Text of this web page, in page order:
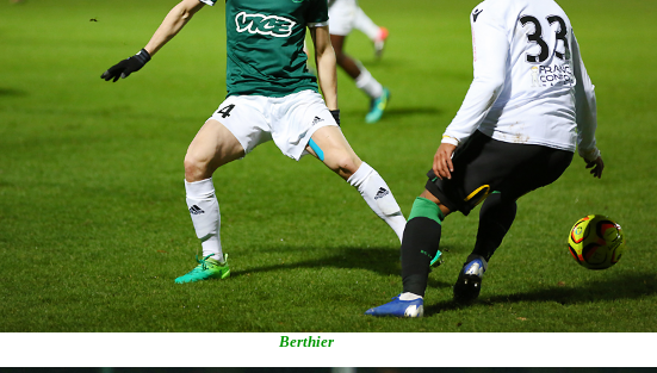
Berthier